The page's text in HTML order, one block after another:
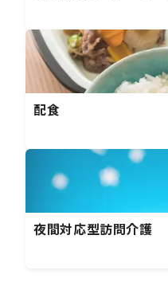
配食
夜間対応型訪問介護